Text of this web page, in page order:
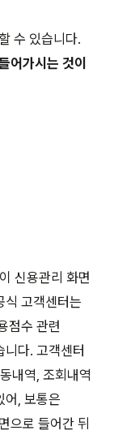
수 있습니다.
어가시는 것이
신용관리 화면
식 고객센터는
점수 관련
다. 고객센터
내역, 조회내역
어, 보통은
으로 들어간 뒤